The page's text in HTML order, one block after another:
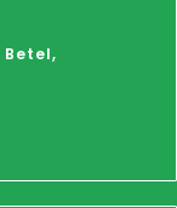
Betel,